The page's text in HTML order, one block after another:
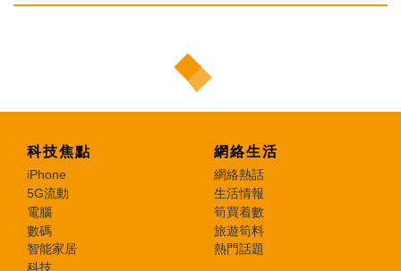
科技焦點
iPhone
5G流動
電腦
數碼
智能家居
科技
網絡生活
網絡熱話
生活情報
筍買着數
旅遊筍料
熱門話題